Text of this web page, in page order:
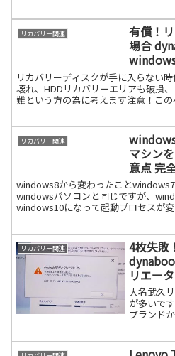
はほぼ一
り方が異
リカバリー関連
有償！
場合
リーン
リカバリーディスクが手に入らない
壊れ、HDDリカバリーエリアも破損
難という方の為に考えます注意！こ
リカバリー関連
マシン
意点 完
windows8から変わったこと
windowsパソコンと同じですが、
windows10になって起動プロセスが
リカバリー関連
4枚失敗
リエー
エラー
大名武久
が多いで
ブランド
方は下記